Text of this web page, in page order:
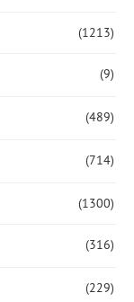
(1213)
(9)
(489)
(714)
(1300)
(316)
(229)